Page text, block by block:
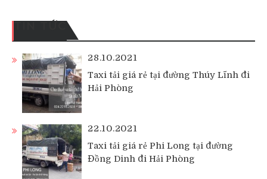
TIN TỨC
28.10.2021
Taxi tải giá rẻ tại đường Thúy Lĩnh đi
Hải Phòng
22.10.2021
Taxi tải giá rẻ Phi Long tại đường
Đồng Dinh đi Hải Phòng